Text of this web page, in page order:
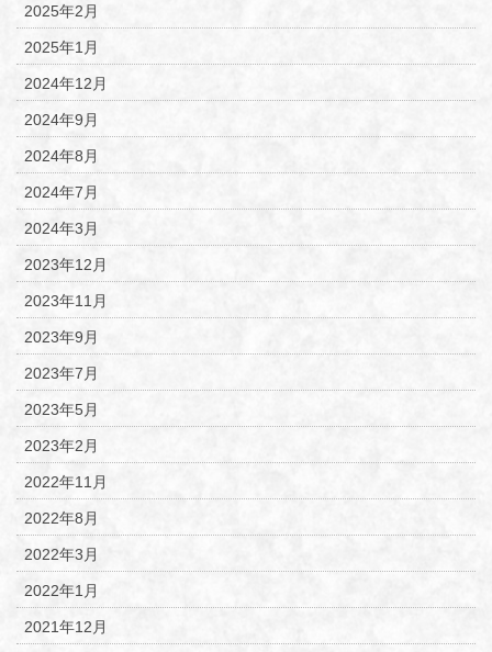
2025年2月
2025年1月
2024年12月
2024年9月
2024年8月
2024年7月
2024年3月
2023年12月
2023年11月
2023年9月
2023年7月
2023年5月
2023年2月
2022年11月
2022年8月
2022年3月
2022年1月
2021年12月